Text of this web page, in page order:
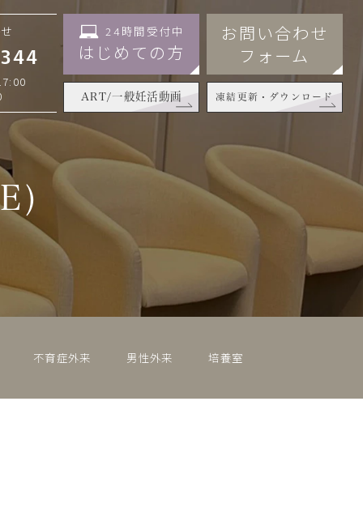
24時間受付中
はじめての方
ART/一般妊活動画
お問い合わせ
フォーム
凍結更新・ダウンロード
不育症外来 男性外来 培養室